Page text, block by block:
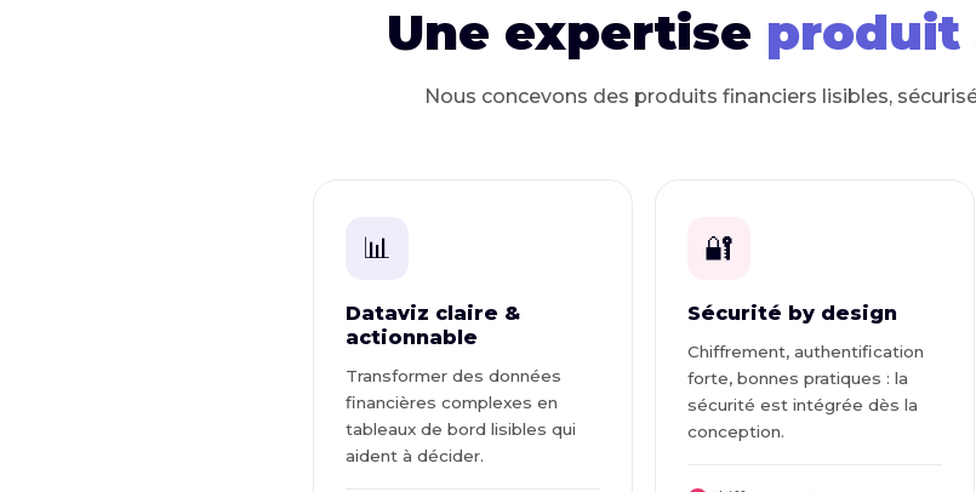
Une expertise produit
Nous concevons des produits financiers lisibles,
📊
Dataviz claire &
actionnable
Transformer des données
financières complexes en
tableaux de bord lisibles qui
aident à décider.
🔐
Sécurité by design
Chiffrement, authentification
forte, bonnes pratiques : la
sécurité est intégrée dès la
conception.